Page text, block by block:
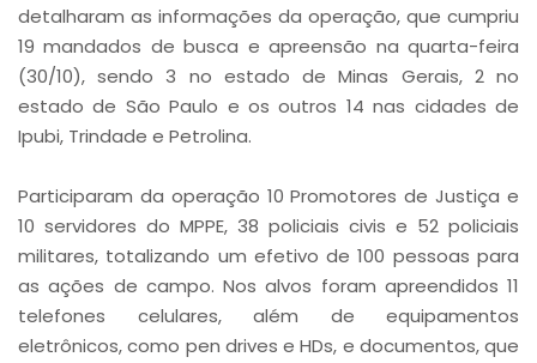
detalharam as informações da operação, que cumpriu
19 mandados de busca e apreensão na quarta-feira
(30/10), sendo 3 no estado de Minas Gerais, 2 no
estado de São Paulo e os outros 14 nas cidades de
Ipubi, Trindade e Petrolina.
Participaram da operação 10 Promotores de Justiça e
10 servidores do MPPE, 38 policiais civis e 52 policiais
militares, totalizando um efetivo de 100 pessoas para
as ações de campo. Nos alvos foram apreendidos 11
telefones celulares, além de equipamentos
eletrônicos, como pen drives e HDs, e documentos, que